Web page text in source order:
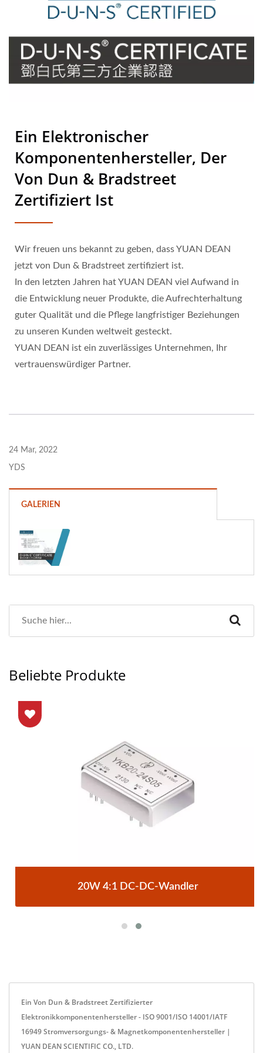
Ein Elektronischer
Komponentenhersteller, Der
Von Dun & Bradstreet
Zertifiziert Ist
Wir freuen uns bekannt zu geben, dass YUAN DEAN
jetzt von Dun & Bradstreet zertifiziert ist.
In den letzten Jahren hat YUAN DEAN viel Aufwand in
die Entwicklung neuer Produkte, die Aufrechterhaltung
guter Qualität und die Pflege langfristiger Beziehungen
zu unseren Kunden weltweit gesteckt.
YUAN DEAN ist ein zuverlässiges Unternehmen, Ihr
vertrauenswürdiger Partner.
24 Mar, 2022
YDS
GALERIEN
Beliebte Produkte
20W 4:1 DC-DC-Wandler
Ein Von Dun & Bradstreet Zertifizierter
Elektronikkomponentenhersteller - ISO 9001/ISO 14001/IATF
16949 Stromversorgungs- & Magnetkomponentenhersteller |
YUAN DEAN SCIENTIFIC CO., LTD.